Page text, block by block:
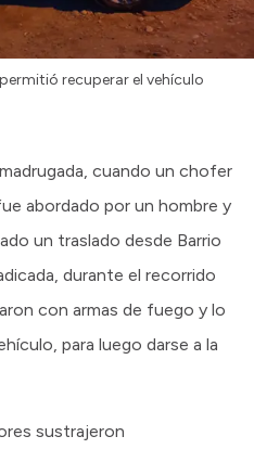
recuperar el vehículo
cuando un chofer
abordado por un hombre y
un traslado desde Barrio
durante el recorrido
con armas de fuego y lo
para luego darse a la
sustrajeron